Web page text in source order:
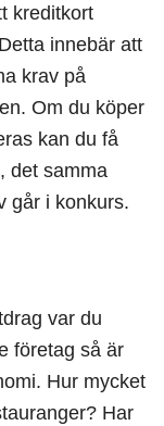
kreditkort
innebär att
krav på
Om du köper
kan du få
det samma
går i konkurs.
var du
företag så är
Hur mycket
Har